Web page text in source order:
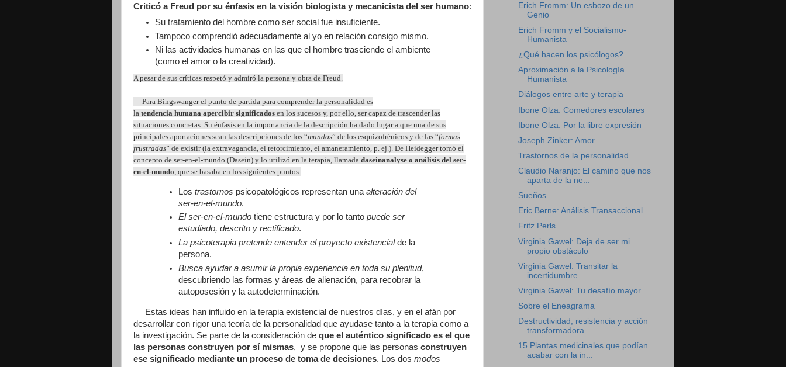
Criticó a Freud por su énfasis en la visión biologista y mecanicista del ser humano:
Su tratamiento del hombre como ser social fue insuficiente.
Tampoco comprendió adecuadamente al yo en relación consigo mismo.
Ni las actividades humanas en las que el hombre trasciende el ambiente
(como el amor o la creatividad).
A pesar de sus críticas respetó y admiró la persona y obra de Freud.
Para Bingswanger el punto de partida para comprender la personalidad es
la tendencia humana apercibir significados en los sucesos y, por ello, ser capaz de trascender las
situaciones concretas. Su énfasis en la importancia de la descripción ha dado lugar a que una de sus
principales aportaciones sean las descripciones de los “mundos” de los esquizofrénicos y de las “formas
frustradas” de existir (la extravagancia, el retorcimiento, el amaneramiento, p. ej.). De Heidegger tomó el
concepto de ser-en-el-mundo (Dasein) y lo utilizó en la terapia, llamada daseinanalyse o análisis del ser-
en-el-mundo , que se basaba en los siguientes puntos:
Lostrastornos psicopatológicos representan unaalteración del
ser-en-el-mundo.
El ser-en-el-mundo tiene estructura y por lo tantopuede ser
estudiado, descrito y rectificado.
La psicoterapia pretende entender el proyecto existencialde la
persona.
Busca ayudar a asumir la propia experiencia en toda su plenitud,
descubriendo las formas y áreas de alienación, para recobrar la
autoposesión y la autodeterminación.
Estas ideas han influido en la terapia existencial de nuestros días, y en el afán por
desarrollar con rigor una teoría de la personalidad que ayudase tanto a la terapia como a
la investigación. Se parte de la consideración de que el auténtico significado es el que
las personas construyen por sí mismas, y se propone que las personas construyen
ese significado mediante un proceso de toma de decisiones. Los dos modos
Erich Fromm: Un esbozo de un
Genio
Erich Fromm y el Socialismo-
Humanista
¿Qué hacen los psicólogos?
Aproximación a la Psicología
Humanista
Diálogos entre arte y terapia
Ibone Olza: Comedores escolares
Ibone Olza: Por la libre expresión
Joseph Zinker: Amor
Trastornos de la personalidad
Claudio Naranjo: El camino que nos
aparta de la ne...
Sueños
Eric Berne: Análisis Transaccional
Fritz Perls
Virginia Gawel: Deja de ser mi
propio obstáculo
Virginia Gawel: Transitar la
incertidumbre
Virginia Gawel: Tu desafío mayor
Sobre el Eneagrama
Destructividad, resistencia y acción
transformadora
15 Plantas medicinales que podían
acabar con la in...